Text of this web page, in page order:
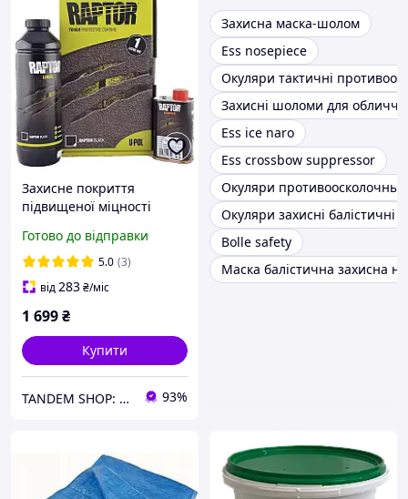
Захисне покриття
підвищеної міцності
л Комплект Чорний
Готово до відправки
5.0 (3)
від283₴/міс
1 699₴
Купити
TANDEM SHOP: Автотовари та багато іншого! Безкоштовна доставка від 7000 грн! 93%
Захисна маска-шолом
Ess nosepiece
Окуляри тактичні
Захисні шоломи для обличчя
Ess ice naro
Ess crossbow suppressor
Окуляри противоосколочные
Окуляри захисні балістичні
Bolle safety
Маска балістична захисна